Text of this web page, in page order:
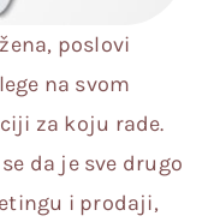
poslovi
na svom
za koju rade.
da je sve drugo
i prodaji,